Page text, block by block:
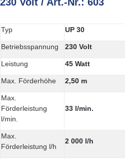
Typ UP 30
Betriebsspannung 230 Volt
Leistung 45 Watt
Max. Förderhöhe 2,50 m
Max.
Förderleistung
l/min.
33 l/min.
Max.
Förderleistung l/h
2 000 l/h